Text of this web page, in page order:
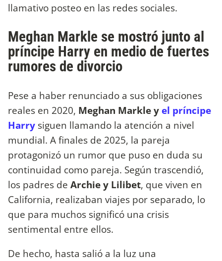
llamativo posteo en las redes sociales.
Meghan Markle se mostró junto al
príncipe Harry en medio de fuertes
rumores de divorcio
Pese a haber renunciado a sus obligaciones
reales en 2020, Meghan Markle y el príncipe
Harry siguen llamando la atención a nivel
mundial. A finales de 2025, la pareja
protagonizó un rumor que puso en duda su
continuidad como pareja. Según trascendió,
los padres de Archie y Lilibet, que viven en
California, realizaban viajes por separado, lo
que para muchos significó una crisis
sentimental entre ellos.
De hecho, hasta salió a la luz una